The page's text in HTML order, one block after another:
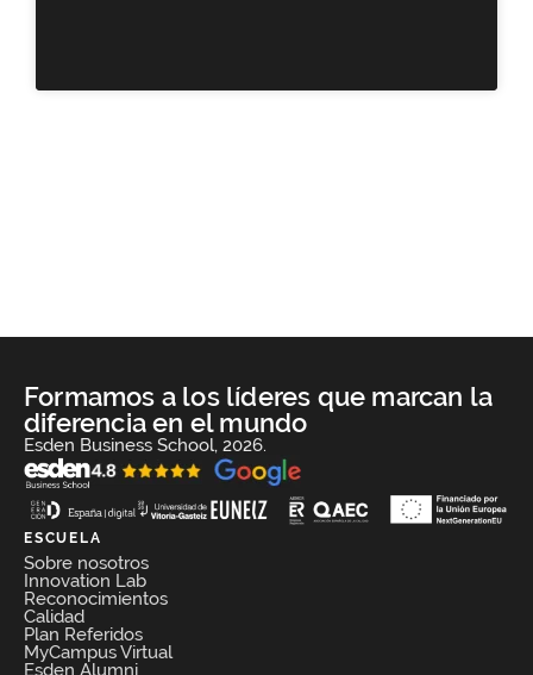
Formamos a los líderes que marcan la
diferencia en el mundo
Esden Business School, 2026.
ESCUELA
Sobre nosotros
Innovation Lab
Reconocimientos
Calidad
Plan Referidos
MyCampus Virtual
Esden Alumni